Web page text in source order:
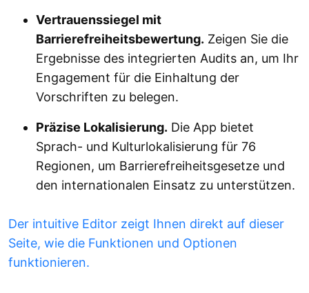
Vertrauenssiegel mit
Barrierefreiheitsbewertung. Zeigen Sie die
Ergebnisse des integrierten Audits an, um Ihr
Engagement für die Einhaltung der
Vorschriften zu belegen.
Präzise Lokalisierung. Die App bietet
Sprach- und Kulturlokalisierung für 76
Regionen, um Barrierefreiheitsgesetze und
den internationalen Einsatz zu unterstützen.
Der intuitive Editor zeigt Ihnen direkt auf dieser
Seite, wie die Funktionen und Optionen
funktionieren.